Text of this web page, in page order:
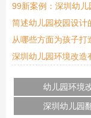
99新案例：深圳幼儿
简述幼儿园校园设计
从哪些方面为孩子打
深圳幼儿园环境改造
幼儿园环境
深圳幼儿园